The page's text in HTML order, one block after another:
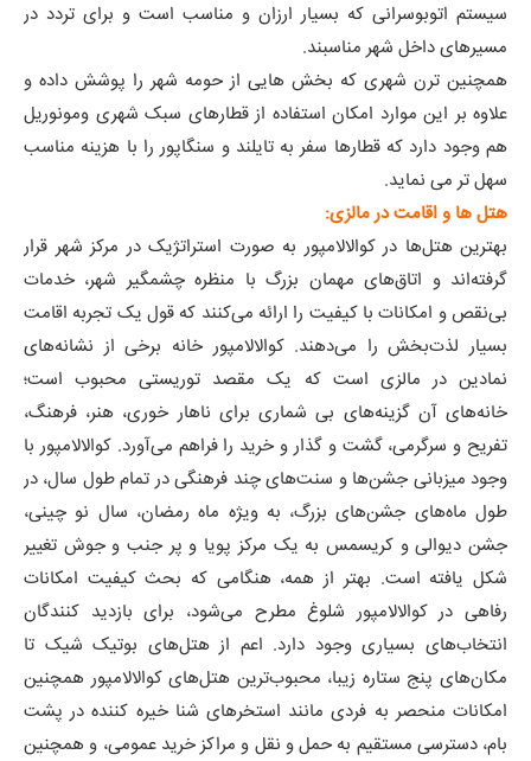
سیستم اتوبوسرانی که بسیار ارزان و مناسب است و برای تردد در
مسیرهای داخل شهر مناسبند.
همچنین ترن شهری که بخش هایی از حومه شهر را پوشش داده و
علاوه بر این موارد امکان استفاده از قطارهای سبک شهری ومونوریل
هم وجود دارد که قطارها سفر به تایلند و سنگاپور را با هزینه مناسب
سهل تر می نماید.
هتل ها و اقامت در مالزی:
بهترین هتل‌ها در کوالالامپور به صورت استراتژیک در مرکز شهر قرار
گرفته‌اند و اتاق‌های مهمان بزرگ با منظره چشمگیر شهر، خدمات
بی‌نقص و امکانات با کیفیت را ارائه می‌کنند که قول یک تجربه اقامت
بسیار لذت‌بخش را می‌دهند. کوالالامپور خانه برخی از نشانه‌های
نمادین در مالزی است که یک مقصد توریستی محبوب است؛
خانه‌های آن گزینه‌های بی شماری برای ناهار خوری، هنر، فرهنگ،
تفریح و سرگرمی، گشت و گذار و خرید را فراهم می‌آورد. کوالالامپور با
وجود میزبانی جشن‌ها و سنت‌های چند فرهنگی در تمام طول سال، در
طول ماه‌های جشن‌های بزرگ، به ویژه ماه رمضان، سال نو چینی،
جشن دیوالی و کریسمس به یک مرکز پویا و پر جنب و جوش تغییر
شکل یافته است. بهتر از همه، هنگامی که بحث کیفیت امکانات
رفاهی در کوالالامپور شلوغ مطرح می‌شود، برای بازدید کنندگان
انتخاب‌های بسیاری وجود دارد. اعم از هتل‌های بوتیک شیک تا
مکان‌های پنج ستاره زیبا، محبوب‌ترین هتل‌های کوالالامپور همچنین
امکانات منحصر به فردی مانند استخرهای شنا خیره کننده در پشت
بام، دسترسی مستقیم به حمل و نقل و مراکز خرید عمومی، و همچنین